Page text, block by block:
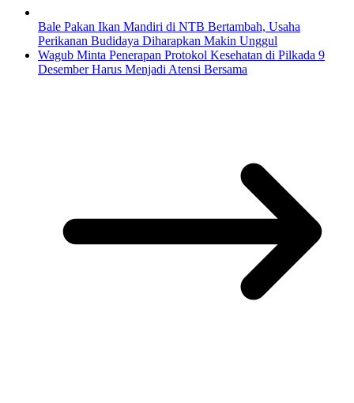
Bale Pakan Ikan Mandiri di NTB Bertambah, Usaha
Perikanan Budidaya Diharapkan Makin Unggul
Wagub Minta Penerapan Protokol Kesehatan di Pilkada 9
Desember Harus Menjadi Atensi Bersama